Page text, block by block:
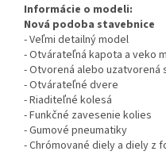
Informácie o modeli:
Nová podoba stavebnice
- Veľmi detailný model
- Otvárateľná kapota a veko
- Otvorená alebo uzatvorená
- Otvárateľné dvere
- Riaditeľné kolesá
- Funkčné zavesenie kolies
- Gumové pneumatiky
- Chrómované diely a diely z